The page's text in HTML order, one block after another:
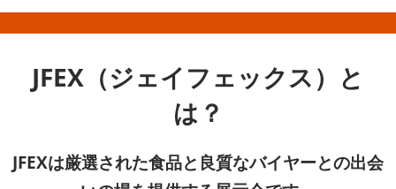
JFEX（ジェイフェックス）と
は？
JFEXは厳選された食品と良質なバイヤーとの出会